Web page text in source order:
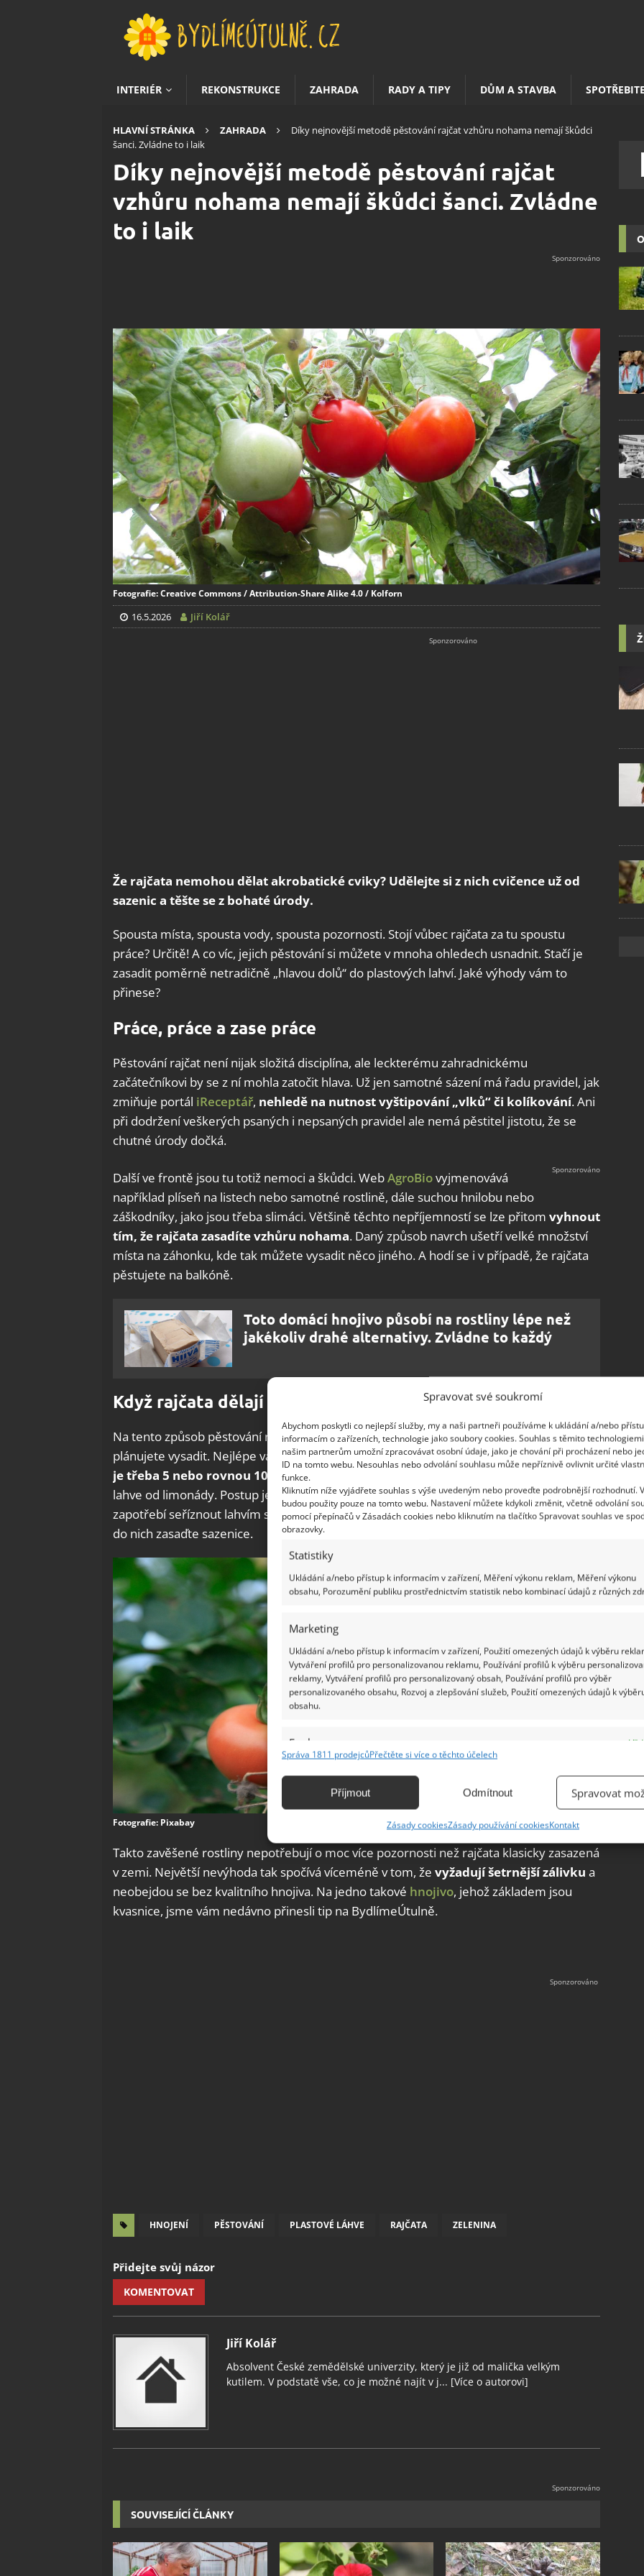
Spravovat své soukromí
Abychom poskytli co nejlepší služby, my a naši partneři používáme k ukládání a/nebo
informacím o zařízeních, technologie jako soubory cookies. Souhlas s těmito
našim partnerům umožní zpracovávat osobní údaje, jako je chování při procházení nebo
ID na tomto webu. Nesouhlas nebo odvolání souhlasu může nepříznivě ovlivnit určité
funkce.
Kliknutím níže vyjádřete souhlas s výše uvedeným nebo proveďte podrobnější rozhodnutí.
budou použity pouze na tomto webu. Nastavení můžete kdykoli změnit, včetně odvolání
pomocí přepínačů v Zásadách cookies nebo kliknutím na tlačítko Spravovat souhlas ve
obrazovky.
Statistiky
Ukládání a/nebo přístup k informacím v zařízení, Měření výkonu reklam, Měření výkonu
obsahu, Porozumění publiku prostřednictvím statistik nebo kombinací údajů z různých
Marketing
Ukládání a/nebo přístup k informacím v zařízení, Použití omezených údajů k výběru
Vytváření profilů pro personalizovanou reklamu, Používání profilů k výběru
reklamy, Vytváření profilů pro personalizovaný obsah, Používání profilů pro výběr
personalizovaného obsahu, Rozvoj a zlepšování služeb, Použití omezených údajů k
obsahu.
Funkce
Identifikace zařízení na základě automaticky přenášených informací.
základě aktivně vyžádaných informací.
Zajištění bezpečnosti, předcházení a zjišťování podvodů a
odstraňování chyb, Poskytování a zobrazování reklamy a obsahu,
Ukládání a sdělování voleb ochrany osobních údajů.
Správa 1811 prodejcůPřečtěte si více o těchto účelech
Příjmout Odmítnout Spravovat
Zásady cookiesZásady používání cookiesKontakt
INTERIÉR REKONSTRUKCE ZAHRADA RADY A TIPY DŮM A STAVBA
HLAVNÍ STRÁNKA ZAHRADA
Díky nejnovější metodě pěstování rajčat vzhůru nohama nemají škůdci
šanci. Zvládne to i laik
Díky nejnovější metodě pěstování rajčat
vzhůru nohama nemají škůdci šanci. Zvládne
to i laik
Fotografie: Creative Commons / Attribution-Share Alike 4.0 / Kolforn
16.5.2026 Jiří Kolář
Že rajčata nemohou dělat akrobatické cviky? Udělejte si z nich cvičence už od
sazenic a těšte se z bohaté úrody.
Spousta místa, spousta vody, spousta pozornosti. Stojí vůbec rajčata za tu spoustu
práce? Určitě! A co víc, jejich pěstování si můžete v mnoha ohledech usnadnit. Stačí je
zasadit poměrně netradičně „hlavou dolů“ do plastových lahví. Jaké výhody vám to
přinese?
Práce, práce a zase práce
Pěstování rajčat není nijak složitá disciplína, ale leckterému zahradnickému
začátečníkovi by se z ní mohla zatočit hlava. Už jen samotné sázení má řadu pravidel, jak
zmiňuje portál iReceptář, nehledě na nutnost vyštipování „vlků“ či kolíkování. Ani
při dodržení veškerých psaných i nepsaných pravidel ale nemá pěstitel jistotu, že se
chutné úrody dočká.
Další ve frontě jsou tu totiž nemoci a škůdci. WebAgroBiovyjmenovává
například plíseň na listech nebo samotné rostlině, dále suchou hnilobu nebo
záškodníky, jako jsou třeba slimáci. Většině těchto nepříjemností se lze přitom vyhnout
tím, že rajčata zasadíte vzhůru nohama. Daný způsob navrch ušetří velké množství
místa na záhonku, kde tak můžete vysadit něco jiného. A hodí se i v případě, že rajčata
pěstujete na balkóně.
Toto domácí hnojivo působí na rostliny lépe než
jakékoliv drahé alternativy. Zvládne to každý
Když rajčata dělají stojky
Na tento způsob pěstování rajčat budete potřebovat tolik plastových lahví, kolik sazenic
plánujete vysadit. Nejlépe vám pro tento účel posloužíbaňky o větším objemu, jako
je třeba 5 nebo rovnou 10 litrů. V případě nouze by ale měly vystačit i dvoulitrové
lahve od limonády. Postup je následně velmi jednoduchý – podle webuGenialneje
zapotřebí seříznout lahvím spodní třetinu. Poté je naplňte kvalitní zeminou a skrz hrdlo
do nich zasaďte sazenice.
Fotografie: Pixabay
Takto zavěšené rostliny nepotřebují o moc více pozornosti než rajčata klasicky zasazená
v zemi. Největší nevýhoda tak spočívá víceméně v tom, že vyžadují šetrnější zálivku a
neobejdou se bez kvalitního hnojiva. Na jedno takové hnojivo, jehož základem jsou
kvasnice, jsme vám nedávno přinesli tip na BydlímeÚtulně.
HNOJENÍ PĚSTOVÁNÍ PLASTOVÉ LÁHVE RAJČATA ZELENINA
Přidejte svůj názor
KOMENTOVAT
Jiří Kolář
Absolvent České zemědělské univerzity, který je již od malička velkým
kutilem. V podstatě vše, co je možné najít v j... [Více o autorovi]
SOUVISEJÍCÍ ČLÁNKY